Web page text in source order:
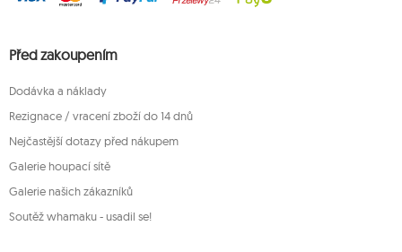
Před zakoupením
Dodávka a náklady
Rezignace / vracení zboží do 14 dnů
Nejčastější dotazy před nákupem
Galerie houpací sítě
Galerie našich zákazníků
Soutěž whamaku - usadil se!